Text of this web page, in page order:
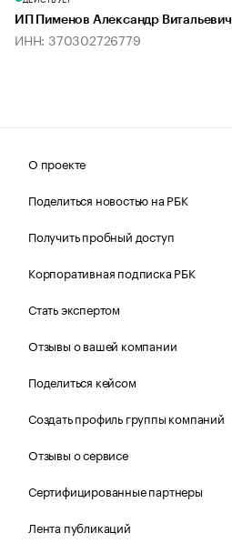
ИП Пименов Александр Витальевич
ИНН: 370302726779
О проекте
Поделиться новостью на РБК
Получить пробный доступ
Корпоративная подписка РБК
Стать экспертом
Отзывы о вашей компании
Поделиться кейсом
Создать профиль группы компаний
Отзывы о сервисе
Сертифицированные партнеры
Лента публикаций